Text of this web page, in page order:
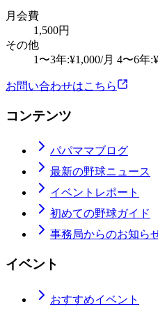
月会費
1,500円
その他
1〜3年:¥1,000/月 4〜6年
お問い合わせはこちら
コンテンツ
パパママブログ
最新の野球ニュース
イベントレポート
初めての野球ガイド
事務局からのお知ら
イベント
おすすめイベント